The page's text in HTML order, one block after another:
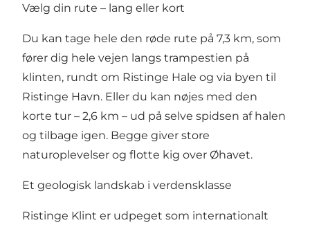
Vælg din rute – lang eller kort
Du kan tage hele den røde rute på 7,3 km, som
fører dig hele vejen langs trampestien på
klinten, rundt om Ristinge Hale og via byen til
Ristinge Havn. Eller du kan nøjes med den
korte tur – 2,6 km – ud på selve spidsen af halen
og tilbage igen. Begge giver store
naturoplevelser og flotte kig over Øhavet.
Et geologisk landskab i verdensklasse
Ristinge Klint er udpeget som internationalt